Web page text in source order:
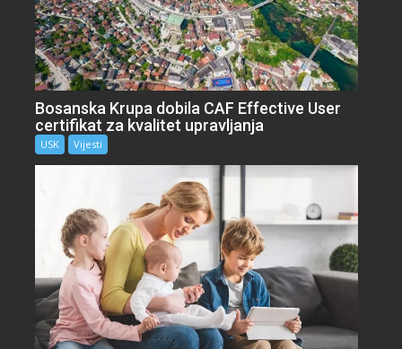
Bosanska Krupa dobila CAF Effective User
certifikat za kvalitet upravljanja
USK Vijesti